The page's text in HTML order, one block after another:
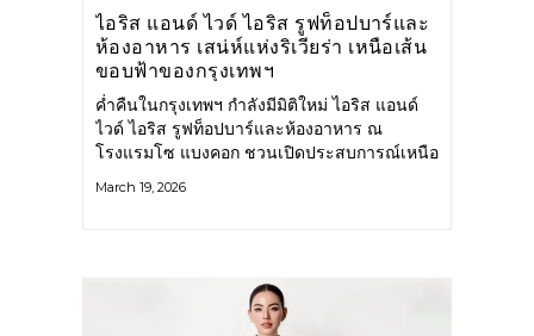
ไอริส แอนด์ ไวด์ ไอริส รูฟท็อปบาร์และ
ห้องอาหาร เสน่ห์แห่งริเวียร่า เหนือเส้น
ขอบฟ้าของกรุงเทพฯ
ค่ำคืนในกรุงเทพฯ กำลังมีมิติใหม่ ไอริส แอนด์
ไวด์ ไอริส รูฟท็อปบาร์และห้องอาหาร ณ
โรงแรมโซ แบงคอก ชวนเปิดประสบการณ์เหนือ
ของริเวียร่า บนชั้น
March 19, 2026